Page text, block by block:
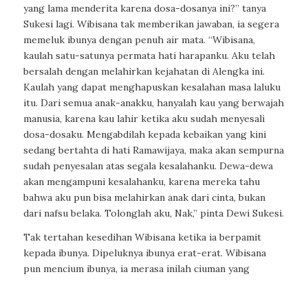
yang lama menderita karena dosa-dosanya ini?” tanya
Sukesi lagi. Wibisana tak memberikan jawaban, ia segera
memeluk ibunya dengan penuh air mata. “Wibisana,
kaulah satu-satunya permata hati harapanku. Aku telah
bersalah dengan melahirkan kejahatan di Alengka ini.
Kaulah yang dapat menghapuskan kesalahan masa laluku
itu. Dari semua anak-anakku, hanyalah kau yang berwajah
manusia, karena kau lahir ketika aku sudah menyesali
dosa-dosaku. Mengabdilah kepada kebaikan yang kini
sedang bertahta di hati Ramawijaya, maka akan sempurna
sudah penyesalan atas segala kesalahanku. Dewa-dewa
akan mengampuni kesalahanku, karena mereka tahu
bahwa aku pun bisa melahirkan anak dari cinta, bukan
dari nafsu belaka. Tolonglah aku, Nak,” pinta Dewi Sukesi.
Tak tertahan kesedihan Wibisana ketika ia berpamit
kepada ibunya. Dipeluknya ibunya erat-erat. Wibisana
pun mencium ibunya, ia merasa inilah ciuman yang